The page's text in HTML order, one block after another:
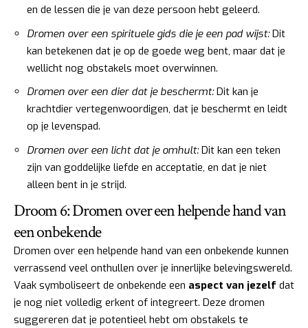
en de lessen die je van deze persoon hebt geleerd.
Dromen over een spirituele gids die je een pad wijst:Dit
kan betekenen dat je op de goede weg bent, maar dat je
wellicht nog obstakels moet overwinnen.
Dromen over een dier dat je beschermt:Dit kan je
krachtdier vertegenwoordigen, dat je beschermt en leidt
op je levenspad.
Dromen over een licht dat je omhult:Dit kan een teken
zijn van goddelijke liefde en acceptatie, en dat je niet
alleen bent in je strijd.
Droom 6: Dromen over een helpende hand van
een onbekende
Dromen over een helpende hand van een onbekende kunnen
verrassend veel onthullen over je innerlijke belevingswereld.
Vaak symboliseert de onbekende een aspect van jezelf dat
je nog niet volledig erkent of integreert. Deze dromen
suggereren dat je potentieel hebt om obstakels te